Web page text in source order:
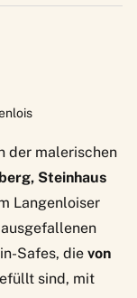
der malerischen
Steinhaus
Langenloiser
Safes, die von
sind, mit